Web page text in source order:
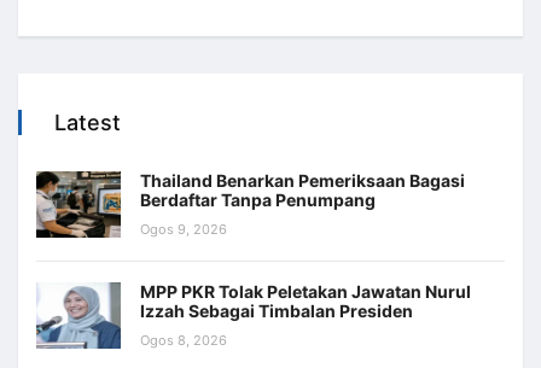
Latest
Thailand Benarkan Pemeriksaan Bagasi
Berdaftar Tanpa Penumpang
Ogos 9, 2026
MPP PKR Tolak Peletakan Jawatan Nurul
Izzah Sebagai Timbalan Presiden
Ogos 8, 2026